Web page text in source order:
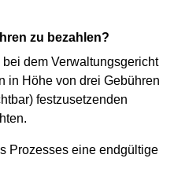
zu bezahlen?
dem Verwaltungsgericht
in Höhe von drei Gebühren
festzusetzenden
Prozesses eine endgültige